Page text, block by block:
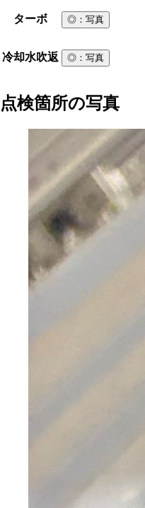
ターボ ◎ ：写真
冷却水吹返 ◎ ：写真
点検箇所の写真